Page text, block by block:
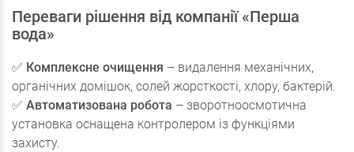
Переваги рішення від компанії «Перша
вода»
✅ Комплексне очищення – видалення механічних,
органічних домішок, солей жорсткості, хлору, бактерій.
✅ Автоматизована робота – зворотноосмотична
установка оснащена контролером із функціями
захисту.